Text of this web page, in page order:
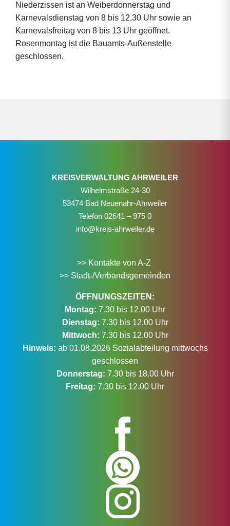
Niederzissen ist an Weiberdonnerstag und
Karnevalsdienstag von 8 bis 12.30 Uhr sowie an
Karnevalsfreitag von 8 bis 13 Uhr geöffnet.
Rosenmontag ist die Bauamts-Außenstelle
geschlossen.
KREISVERWALTUNG AHRWEILER
Wilhelmstraße 24-30
53474 Bad Neuenahr-Ahrweiler
Telefon 02641 – 975 0
info@kreis-ahrweiler.de
>> Kontakte von A-Z
>> Stadt-/Verbandsgemeinden
ÖFFNUNGSZEITEN:
Montag: 7.30 bis 12.00 Uhr
Dienstag: 7.30 bis 12.00 Uhr
Mittwoch: 7.30 bis 12.00 Uhr
Hinweis: ab 01.08.2026 Sozialabteilung mittwochs
geschlossen
Donnerstag: 7.30 bis 18.00 Uhr
Freitag: 7.30 bis 12.00 Uhr